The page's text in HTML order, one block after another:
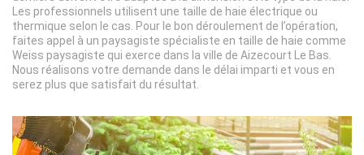
Les professionnels utilisent une taille de haie électrique ou
thermique selon le cas. Pour le bon déroulement de l’opération,
faites appel à un paysagiste spécialiste en taille de haie comme
Weiss paysagiste qui exerce dans la ville de Aizecourt Le Bas.
Nous réalisons votre demande dans le délai imparti et vous en
serez plus que satisfait du résultat.